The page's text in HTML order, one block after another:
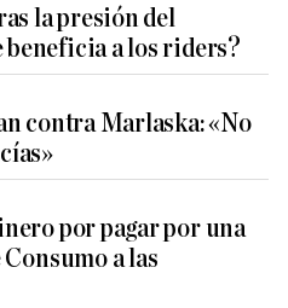
la presión del
beneficia a los riders?
contra Marlaska: «No
por pagar por una
a las